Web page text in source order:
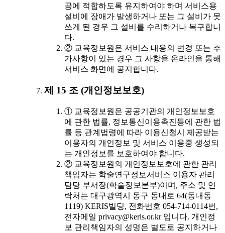
공에 적합하도록 유지하여야 하며 서비스용
설비에 장애가 발생하거나 또는 그 설비가 못
쓰게 된 경우 그 설비를 수리하거나 복구합니
다.
② 교육정보원은 서비스 내용의 변경 또는 추
가사항이 있는 경우 그 사항을 온라인을 통해
서비스 화면에 공지합니다.
제 15 조 (개인정보보호)
① 교육정보원은 공공기관의 개인정보보호
에 관한 법률, 정보통신이용촉진등에 관한 법
률 등 관계법령에 따라 이용신청시 제공받는
이용자의 개인정보 및 서비스 이용중 생성되
는 개인정보를 보호하여야 합니다.
② 교육정보원의 개인정보보호에 관한 관리
책임자는 학술연구정보서비스 이용자 관리
담당 부서장(학술정보본부)이며, 주소 및 연
락처는 대구광역시 동구 동내로 64(동내동
1119) KERIS빌딩, 전화번호 054-714-0114번,
전자메일 privacy@keris.or.kr 입니다. 개인정
보 관리책임자의 성명은 별도로 공지하거나